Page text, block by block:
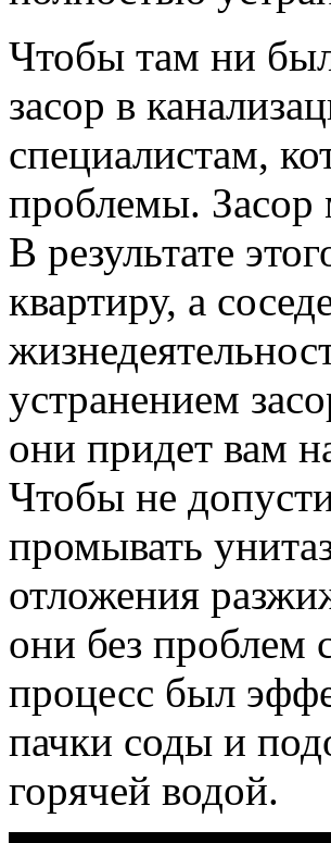
Чтобы там ни
засор в
специалистам,
проблемы. Засор
В результате
квартиру, а
устранением
они придет вам
Чтобы не
промывать
отложения
они без проблем
процесс был
пачки соды и
горячей водой.